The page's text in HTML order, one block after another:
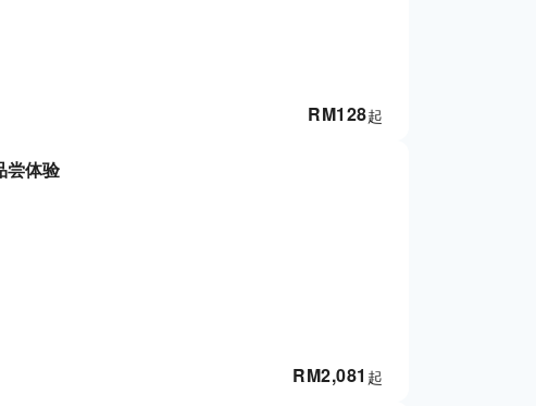
RM128起
尝体验
RM2,081 起